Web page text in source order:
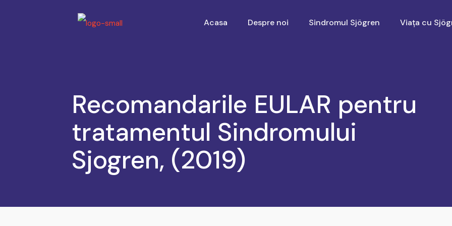
Acasa Despre noi Sindromul Sjögren Viața cu
Recomandarile EULAR pentru
tratamentul Sindromului
Sjogren, (2019)